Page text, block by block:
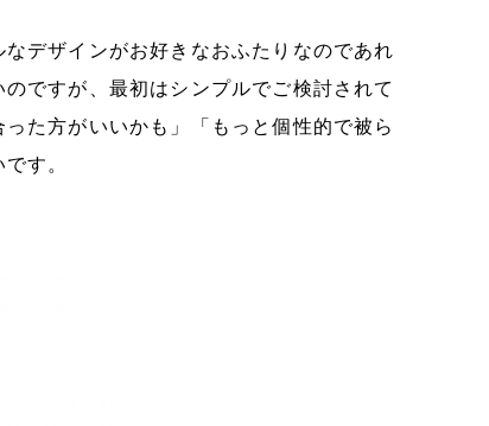
デザインがお好きなおふたりなのであれ
ですが、最初はシンプルでご検討されて
た方がいいかも」「もっと個性的で被ら
す。